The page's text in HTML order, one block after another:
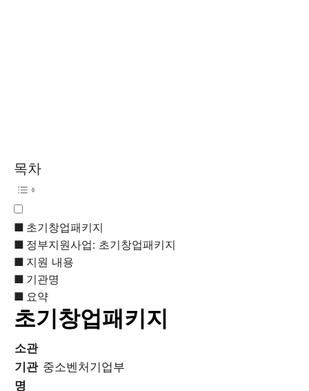
목차
초기창업패키지
정부지원사업: 초기창업패키지
지원 내용
기관명
요약
초기창업패키지
소관
기관
명
중소벤처기업부